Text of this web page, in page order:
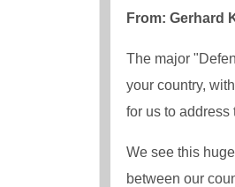
From: Gerhard
The major
your country,
for us to address
We see this
between our